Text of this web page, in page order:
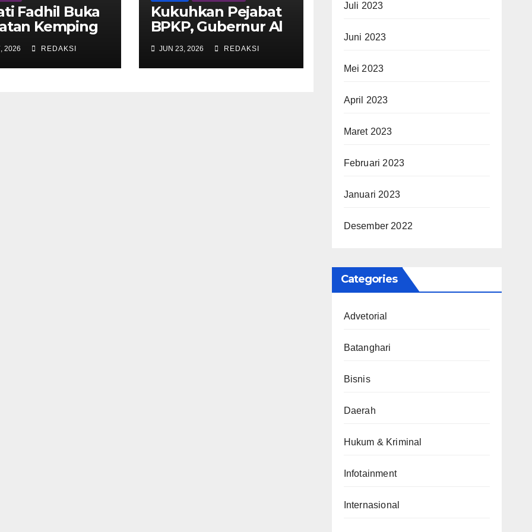
Fadhil Buka
Kemping
Malenggang
2026 REDAKSI
Kukuhkan Pejabat
BPKP, Gubernur Al
Komitmen Bersama
Kawal Keuangan
JUN 23, 2026 REDAKSI
Juli 2023
Juni 2023
Mei 2023
April 2023
Maret 2023
Februari 2023
Januari 2023
Desember 2022
Categories
Advetorial
Batanghari
Bisnis
Daerah
Hukum & Kriminal
Infotainment
Internasional